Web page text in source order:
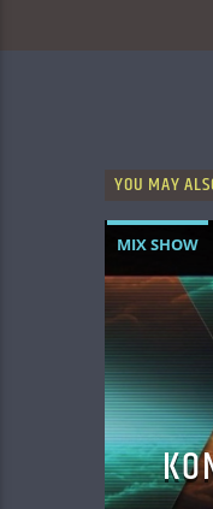
YOU MAY
MIX SHOW